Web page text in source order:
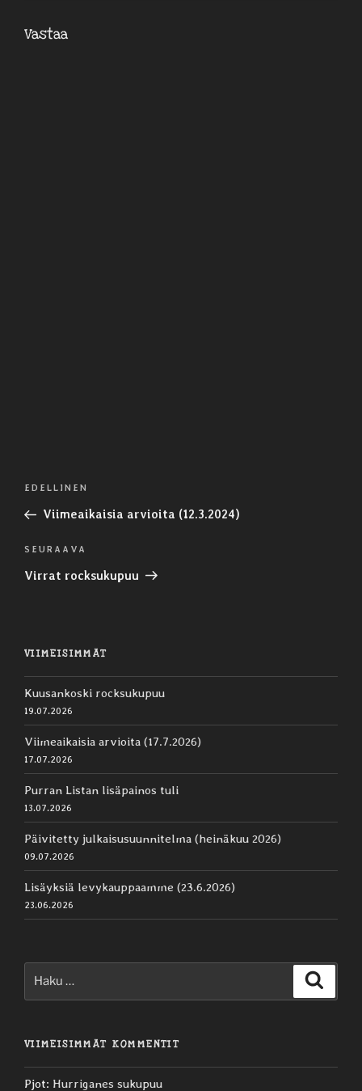
Vastaa
Artikkelien
Edellinen
artikkeli
EDELLINEN
Viimeaikaisia arvioita (12.3.2024)
Seuraava
artikkeli
SEURAAVA
Virrat rocksukupuu
VIIMEISIMMÄT
Kuusankoski rocksukupuu
19.07.2026
Viimeaikaisia arvioita (17.7.2026)
17.07.2026
Purran Listan lisäpainos tuli
13.07.2026
Päivitetty julkaisusuunnitelma (heinäkuu 2026)
09.07.2026
Lisäyksiä levykauppaamme (23.6.2026)
23.06.2026
VIIMEISIMMÄT KOMMENTIT
Pjot: Hurriganes sukupuu